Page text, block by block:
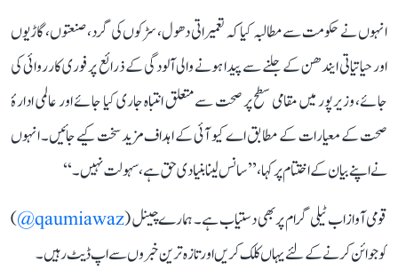
انہوں نے حکومت سے مطالبہ کیا کہ تعمیراتی دھول، سڑکوں کی گرد، صنعتوں، گاڑیوں
اور حیاتیاتی ایندھن کے جلنے سے پیدا ہونے والی آلودگی کے ذرائع پر فوری کارروائی کی
جائے، وزیرپور میں مقامی سطح پر صحت سے متعلق انتباہ جاری کیا جائے اور عالمی ادارۂ
صحت کے معیارات کے مطابق اے کیو آئی کے اہداف مزید سخت کیے جائیں۔ انہوں
نے اپنے بیان کے اختتام پر کہا، ’’سانس لینا بنیادی حق ہے، سہولت نہیں۔‘‘
قومی آواز اب ٹیلی گرام پر بھی دستیاب ہے۔ ہمارے چینل (qaumiawaz@
)
کو جوائن کرنے کے لئے یہاں کلک کریں اور تازہ ترین خبروں سے اپ ڈیٹ رہیں۔